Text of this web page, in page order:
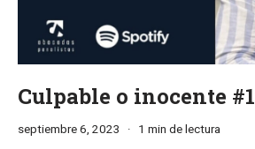
Culpable o inocente #1
septiembre 6, 2023 1 min de lectura